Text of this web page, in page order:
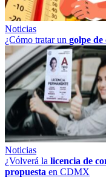
Noticias
¿Cómo tratar un golpe de
Noticias
¿Volverá la licencia de
propuesta en CDMX